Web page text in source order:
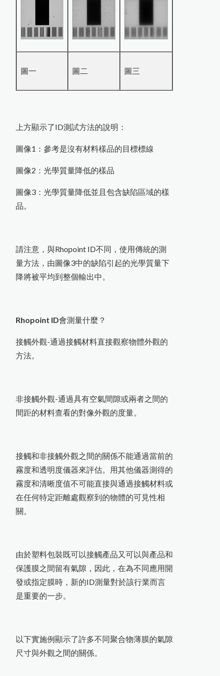
其它水分計
針孔測試儀
橡膠硬度計
精密切割機
金相研磨抛光機
試片壓鑄機
拉壓力計
耐磨耗試驗機
破裂強度試驗機
恆溫恆濕試驗機
水份計
電導度計
水質檢測儀器
氣體偵測器
輻射偵測器
高斯計(電磁波測試器)風速計噪音計轉速計照度計電阻計
精密烘箱精密天平
恆溫水槽
攪拌混合
幕
羽毛的水分測量
米飯的含水量測量
器
HI-700生質燃料水分計
把
P
o
s
i
T
e
c
t
o
r
U
T
G
超
音
波
測
厚
儀
新
增
3
種
探
頭
P
o
s
i
T
e
c
t
o
r
S
H
D
電
子
式
橡
膠
硬
度計
P
o
s
i
T
e
c
t
o
r
6
0
0
0
F
J
S
厚
膜
膜
厚
計
專
用
測
頭
P
o
s
i
T
e
c
t
o
r
S
P
G
O
S
金
屬
圓
管
噴
砂
粗
度
計
PosiTest HHD高壓針孔測試儀
P
o
s
i
T
e
c
t
o
r
6
0
0
0
F
X
S
X
t
r
e
m
e
耐
高
溫
專
用
膜
厚
計
測
頭
磁
吸
環
式
B
r
e
s
l
e
T
e
s
t
金
屬
表
面
含
鹽
量
測
定
儀
X3001數字式附著強度測試儀
P
o
s
i
T
e
s
t
P
C
非
接
觸
式
粉
體
厚
度
測
定
美
國
P
o
s
i
T
e
c
t
o
r
6
0
0
0
膜
厚
計
台
灣
區
主
要
代
理
商
-
-
中
燦
科
技
P
o
s
i
T
e
c
t
o
r
B
H
I
電
子
式
巴
可
硬
度計
MT-200木屑水分計
P
o
s
i
T
e
c
t
o
r
C
M
M
I
S
混
凝
土
定
點
濕
度
監
測
器
FD-660紅外線水分計
Novo-Curve小物光澤度計
Novo-Gloss Trio三角度光澤度計
LZ-990雙功能膜厚計
KB-230近赤外線NIR水分測定儀
圖一 圖二 圖三
上方顯示了ID測試方法的說明：
圖像1：參考是沒有材料樣品的目標標線
圖像2：光學質量降低的樣品
圖像3：光學質量降低並且包含缺陷區域的樣
品。
請注意，與Rhopoint ID不同，使用傳統的測
量方法，由圖像3中的缺陷引起的光學質量下
降將被平均到整個輸出中。
Rhopoint ID會測量什麼？
接觸外觀-通過接觸材料直接觀察物體外觀的
方法。
非接觸外觀-通過具有空氣間隙或兩者之間的
間距的材料查看的對像外觀的度量。
接觸和非接觸外觀之間的關係不能通過當前的
霧度和透明度儀器來評估。用其他儀器測得的
霧度和清晰度值不可能直接與通過接觸材料或
在任何特定距離處觀察到的物體的可見性相
關。
由於塑料包裝既可以接觸產品又可以與產品和
保護膜之間留有氣隙，因此，在為不同應用開
發或指定膜時，新的ID測量對於該行業而言
是重要的一步。
以下實施例顯示了許多不同聚合物薄膜的氣隙
尺寸與外觀之間的關係。